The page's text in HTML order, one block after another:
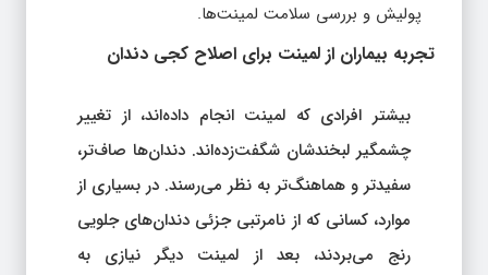
پولیش و بررسی سلامت لمینت‌ها.
تجربه بیماران از لمینت برای اصلاح کجی دندان
بیشتر افرادی که لمینت انجام داده‌اند، از تغییر
چشمگیر لبخندشان شگفت‌زده‌اند. دندان‌ها صاف‌تر،
سفیدتر و هماهنگ‌تر به نظر می‌رسند. در بسیاری از
موارد، کسانی که از نامرتبی جزئی دندان‌های جلویی
رنج می‌بردند، بعد از لمینت دیگر نیازی به